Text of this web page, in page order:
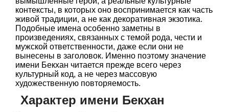
контексты, в которых оно воспринимается как часть
живой традиции, а не как декоративная экзотика.
Подобные имена особенно заметны в
произведениях, связанных с темой рода, чести и
мужской ответственности, даже если они не
вынесены в заголовок. Именно поэтому значение
имени Бекхан читается прежде всего через
культурный код, а не через массовую
художественную повторяемость.
Характер имени Бекхан